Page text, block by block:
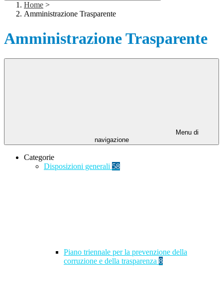
Home >
Amministrazione Trasparente
Amministrazione Trasparente
Menu di
navigazione
Categorie
Disposizioni generali 58
Piano triennale per la prevenzione della
corruzione e della trasparenza 8